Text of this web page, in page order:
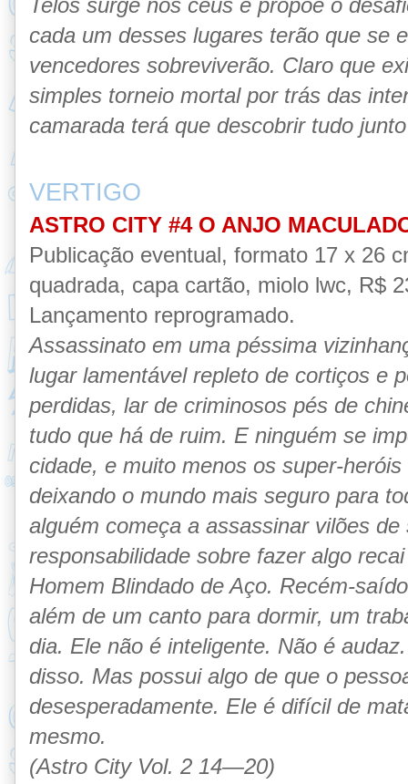
Telos surge nos céus e propõe o
cada um desses lugares terão que se
vencedores sobreviverão. Claro que
simples torneio mortal por trás das
camarada terá que descobrir tudo
VERTIGO
ASTRO CITY #4 O ANJO
Publicação eventual, formato 17 x 26
quadrada, capa cartão, miolo lwc, R$
Lançamento reprogramado.
Assassinato em uma péssima
lugar lamentável repleto de cortiços e
perdidas, lar de criminosos pés de
tudo que há de ruim. E ninguém se
cidade, e muito menos os super-
deixando o mundo mais seguro para
alguém começa a assassinar vilões
responsabilidade sobre fazer algo
Homem Blindado de Aço. Recém-
além de um canto para dormir, um
dia. Ele não é inteligente. Não é
disso. Mas possui algo de que o
desesperadamente. Ele é difícil de
mesmo.
(Astro City Vol. 2 14—20)